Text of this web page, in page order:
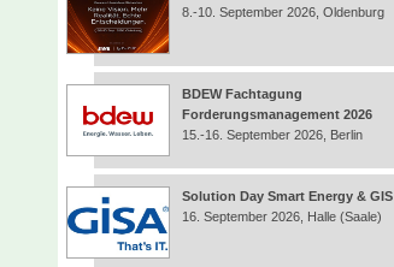
8.-10. September 2026, Oldenburg
BDEW Fachtagung
Forderungsmanagement 2026
15.-16. September 2026, Berlin
Solution Day Smart Energy & GIS
16. September 2026, Halle (Saale)